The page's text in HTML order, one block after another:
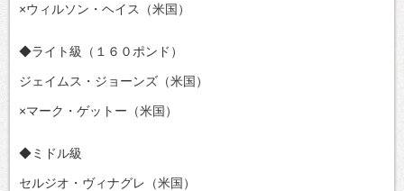
×ウィルソン・ヘイス（米国）
◆ライト級（１６０ポンド）
ジェイムス・ジョーンズ（米国）
×マーク・ゲットー（米国）
◆ミドル級
セルジオ・ヴィナグレ（米国）